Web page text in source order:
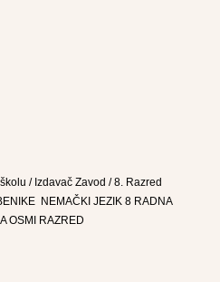
/ Izdavač Zavod /8. Razred
NEMAČKI JEZIK 8 RADNA
OSMI RAZRED